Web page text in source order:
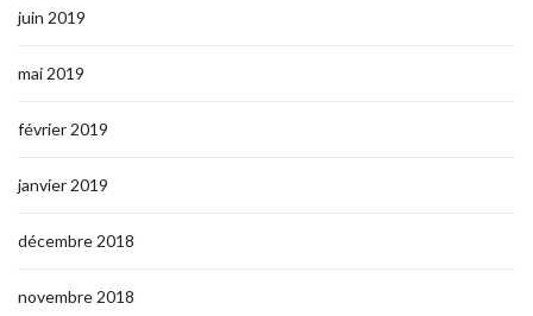
juin 2019
mai 2019
février 2019
janvier 2019
décembre 2018
novembre 2018